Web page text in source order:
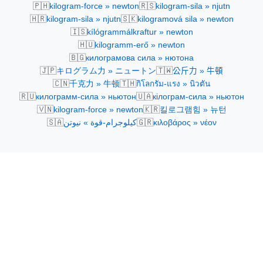
🇵🇭kilogram-force » newton🇷🇸kilogram-sila » njutn
🇭🇷kilogram-sila » njutn🇸🇰kilogramová sila » newton
🇮🇸kílógrammálkraftur » newton
🇭🇺kilogramm-erő » newton
🇧🇬килограмова сила » нютона
🇯🇵キログラム力 » ニュートン🇹🇼公斤力 » 牛頓
🇨🇳千克力 » 牛顿🇹🇭กิโลกรัม-แรง » นิวตัน
🇷🇺килограмм-сила » ньютон🇺🇦кілограм-сила » ньютон
🇻🇳kilogram-force » newton🇰🇷킬로그램힘 » 뉴턴
🇸🇦كيلوجرام-قوة » نيوتن🇬🇷κιλοβάρος » νέον